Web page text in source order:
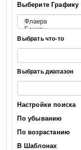
Выберите Графику
Выбрать что-то
Выбрать диапазон
Настройки поиска
По убыванию
По возрастанию
В Шаблонах